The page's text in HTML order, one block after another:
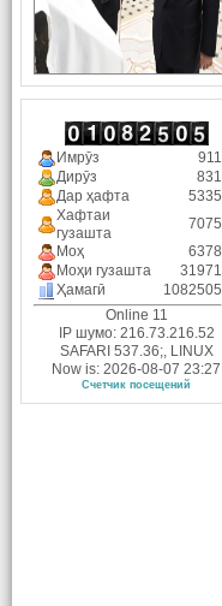
Имрӯз
911
Дирӯз
831
Дар ҳафта
5335
Хафтаи
гузашта
7075
Моҳ
6378
Моҳи гузашта
31971
Ҳамагӣ
1082505
Online 11
IP шумо: 216.73.216.52
SAFARI 537.36;, LINUX
Now is: 2026-08-07 23:27
Счетчик посещений